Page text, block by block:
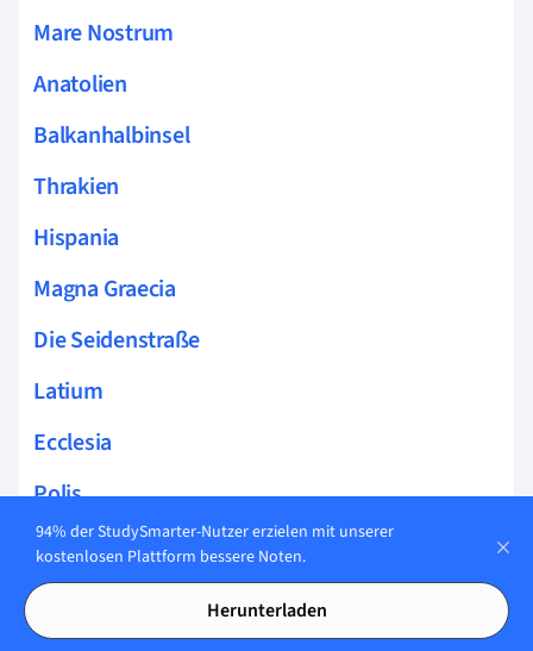
Mare Nostrum
Anatolien
Balkanhalbinsel
Thrakien
Hispania
Magna Graecia
Die Seidenstraße
Latium
Ecclesia
Polis
Plebejer und Patrizier
Volksversammlung
94% der StudySmarter-Nutzer erzielen mit unserer
kostenlosen Plattform bessere Noten.
Herunterladen